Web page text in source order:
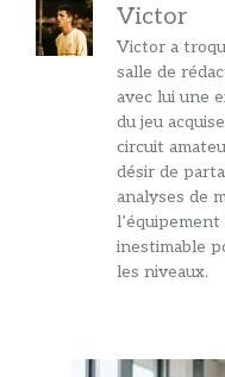
Victor
Victor a
salle de
avec lui une
du jeu
circuit
désir de
analyses de
inestimable
les niveaux.